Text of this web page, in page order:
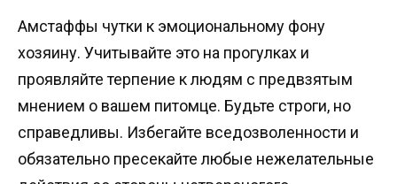
Амстаффы чутки к эмоциональному фону
хозяину. Учитывайте это на прогулках и
проявляйте терпение к людям с предвзятым
мнением о вашем питомце. Будьте строги, но
справедливы. Избегайте вседозволенности и
обязательно пресекайте любые нежелательные